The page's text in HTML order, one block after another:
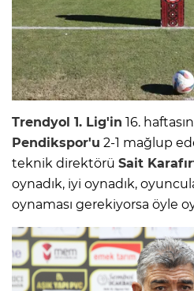
Trendyol 1. Lig'in 16.
Pendikspor'u 2-1 mağlup
teknik direktörü Sait
oynadık, iyi oynadık,
oynaması gerekiyorsa öyle